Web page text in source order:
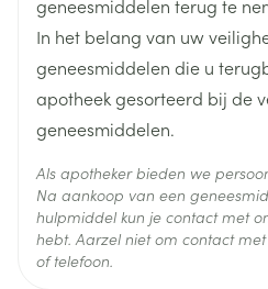
uur na Sandoz Calcium D3
Het effect van chinolon-
worden bij gelijktijdige
Chinolon-antibiotica moeten
de inname van Sandoz
worden.
strontiumranelaat
Behoud
geneesmiddelen terug te
In het belang van uw
geneesmiddelen die u
apotheek gesorteerd bij de
geneesmiddelen.
Als apotheker bieden we
Na aankoop van een
hulpmiddel kun je contact met
hebt. Aarzel niet om contact
of telefoon.